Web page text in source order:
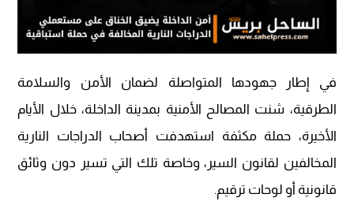
في إطار جهودها المتواصلة لضمان الأمن والسلامة
الطرقية، شنت المصالح الأمنية بمدينة الداخلة، خلال الأيام
الأخيرة، حملة مكثفة استهدفت أصحاب الدراجات النارية
المخالفين لقانون السير، وخاصة تلك التي تسير دون وثائق
قانونية أو لوحات ترقيم.